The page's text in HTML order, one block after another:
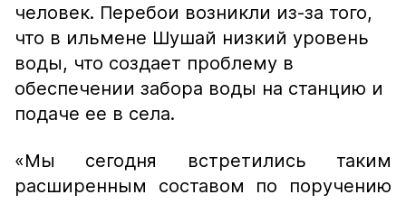
человек. Перебои возникли из-за того,
что в ильмене Шушай низкий уровень
воды, что создает проблему в
обеспечении забора воды на станцию и
подаче ее в села.
«Мы сегодня встретились таким
расширенным составом по поручению